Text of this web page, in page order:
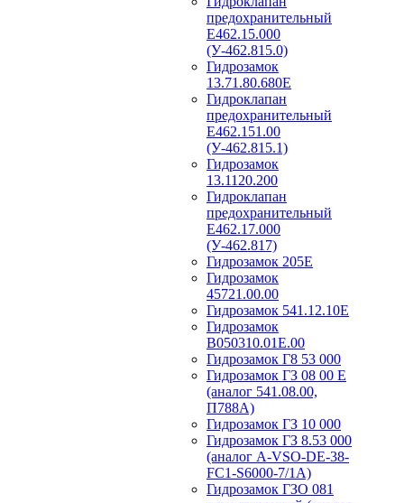
предохранительный
Е462.15.000
(У-462.815.0)
Гидрозамок
13.71.80.680Е
Гидроклапан
предохранительный
Е462.151.00
(У-462.815.1)
Гидрозамок
13.1120.200
Гидроклапан
предохранительный
Е462.17.000
(У-462.817)
Гидрозамок 205Е
Гидрозамок
45721.00.00
Гидрозамок 541.12.10Е
Гидрозамок
В050310.01Е.00
Гидрозамок Г8 53 000
Гидрозамок ГЗ 08 00 Е
(аналог 541.08.00,
П788А)
Гидрозамок ГЗ 10 000
Гидрозамок ГЗ 8.53 000
(аналог A-VSO-DE-38-
FC1-S6000-7/1A)
Гидрозамок ГЗО 081